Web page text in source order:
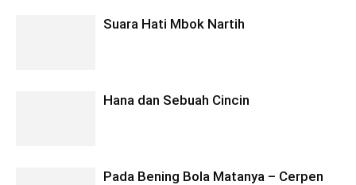
Suara Hati Mbok Nartih
Hana dan Sebuah Cincin
Pada Bening Bola Matanya – Cerpen